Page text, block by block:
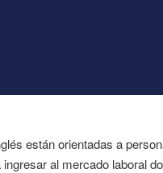
están orientadas a
al mercado laboral